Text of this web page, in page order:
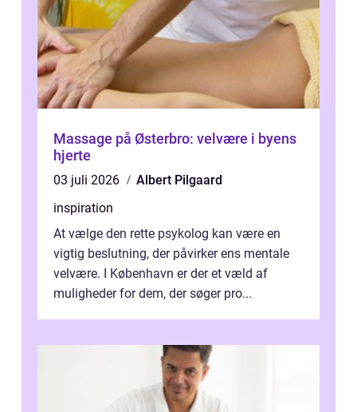
Massage på Østerbro: velvære i byens
hjerte
03 juli 2026
Albert Pilgaard
inspiration
At vælge den rette psykolog kan være en
vigtig beslutning, der påvirker ens mentale
velvære. I København er der et væld af
muligheder for dem, der søger pro...